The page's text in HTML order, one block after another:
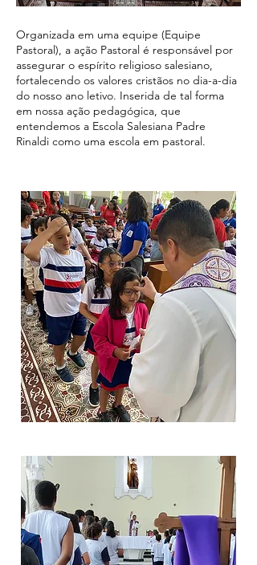
Organizada em uma equipe (Equipe
Pastoral), a ação Pastoral é responsável por
assegurar o espírito religioso salesiano,
fortalecendo os valores cristãos no dia-a-dia
do nosso ano letivo. Inserida de tal forma
em nossa ação pedagógica, que
entendemos a Escola Salesiana Padre
Rinaldi como uma escola em pastoral.